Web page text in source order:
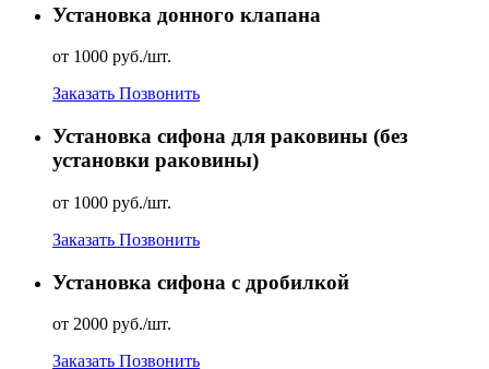
Установка донного клапана
от 1000 руб./шт.
Заказать Позвонить
Установка сифона для раковины (без
установки раковины)
от 1000 руб./шт.
Заказать Позвонить
Установка сифона с дробилкой
от 2000 руб./шт.
Заказать Позвонить